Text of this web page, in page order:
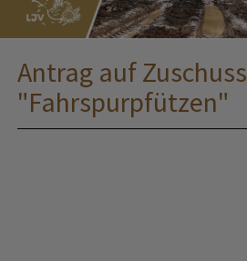
Antrag auf Zuschuss
"Fahrspurpfützen"